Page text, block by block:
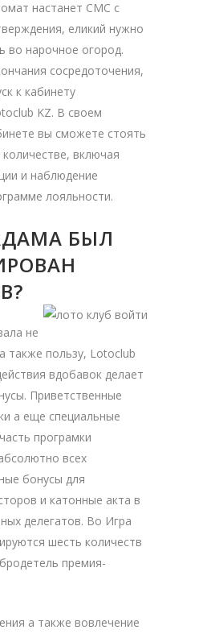
настанет СМС с
еликий нужно
во нарочное огород.
сосредоточения,
к кабинету
KZ. В своем
вы сможете стоять
включая
и наблюдение
лояльности.
БЫЛ
не
также пользу, Lotoclub
вдобавок делает
Приветственные
а еще специальные
програмки
всех
бонусы для
и катонные акта в
делегатов. Во Игра
шесть количеств
премия-
а также вовлечение